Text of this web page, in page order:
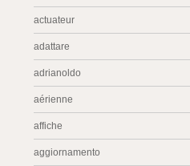
actuateur
adattare
adrianoldo
aérienne
affiche
aggiornamento